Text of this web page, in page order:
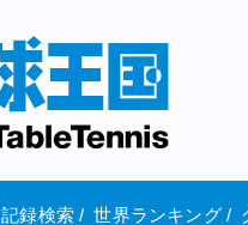
記録検索 / 世界ランキング/